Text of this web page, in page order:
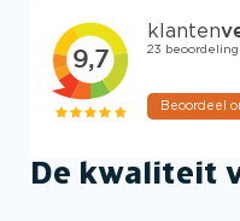
De kwaliteit